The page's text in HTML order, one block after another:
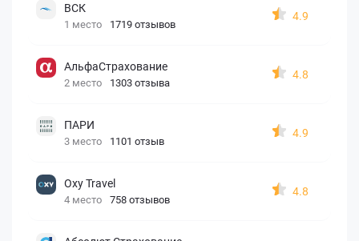
ВСК
1 место 1719 отзывов
4.9
АльфаСтрахование
2 место 1303 отзыва
4.8
ПАРИ
3 место 1101 отзыв
4.9
Oxy Travel
4 место 758 отзывов
4.8